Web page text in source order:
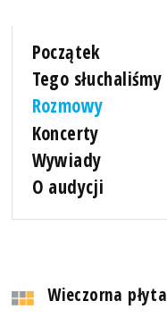
Początek
Tego słuchaliśmy
Rozmowy
Koncerty
Wywiady
O audycji
Wieczorna płyta